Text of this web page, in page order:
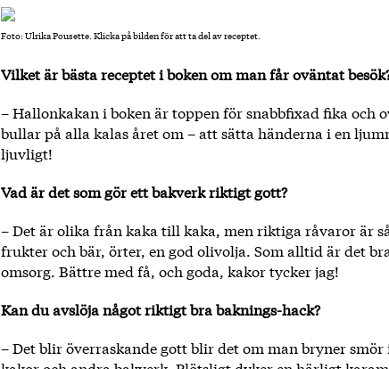
Foto: Ulrika Pousette. Klicka på bilden för att ta del av receptet.
Vilket är bästa receptet i boken om man får oväntat
– Hallonkakan i boken är toppen för snabbfixad fika och
bullar på alla kalas året om – att sätta händerna i en
ljuvligt!
Vad är det som gör ett bakverk riktigt gott?
– Det är olika från kaka till kaka, men riktiga råvaror är
frukter och bär, örter, en god olivolja. Som alltid är det
omsorg. Bättre med få, och goda, kakor tycker jag!
Kan du avslöja något riktigt bra baknings-hack?
– Det blir överraskande gott blir det om man bryner